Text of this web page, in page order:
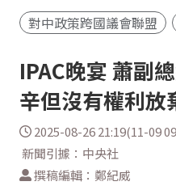
對中政策跨國議會聯盟
IPAC晚宴 蕭副
辛但沒有權利放
2025-08-26 21:19(11-09
新聞引據：中央社
撰稿編輯：鄭紀威